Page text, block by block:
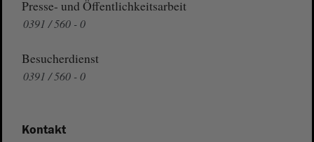
Presse- und Öffentlichkeitsarbeit
0391 / 560 - 0
Besucherdienst
0391 / 560 - 0
Kontakt